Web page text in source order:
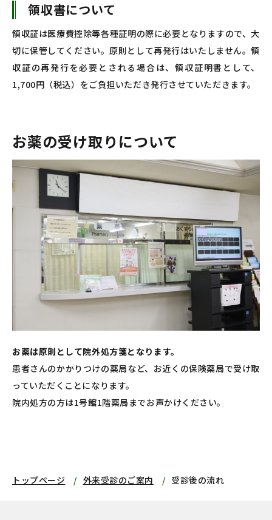
領収書について
領収証は医療費控除等各種証明の際に必要となりますので、大
切に保管してください。原則として再発行はいたしません。領
収証の再発行を必要とされる場合は、領収証明書として、
1,700円（税込）をご負担いただき発行させていただきます。
お薬の受け取りについて
お薬は原則として院外処方箋となります。
患者さんのかかりつけの薬局など、お近くの保険薬局で受け取
っていただくことになります。
院内処方の方は1号館1階薬局までお声かけください。
トップページ 外来受診のご案内 受診後の流れ